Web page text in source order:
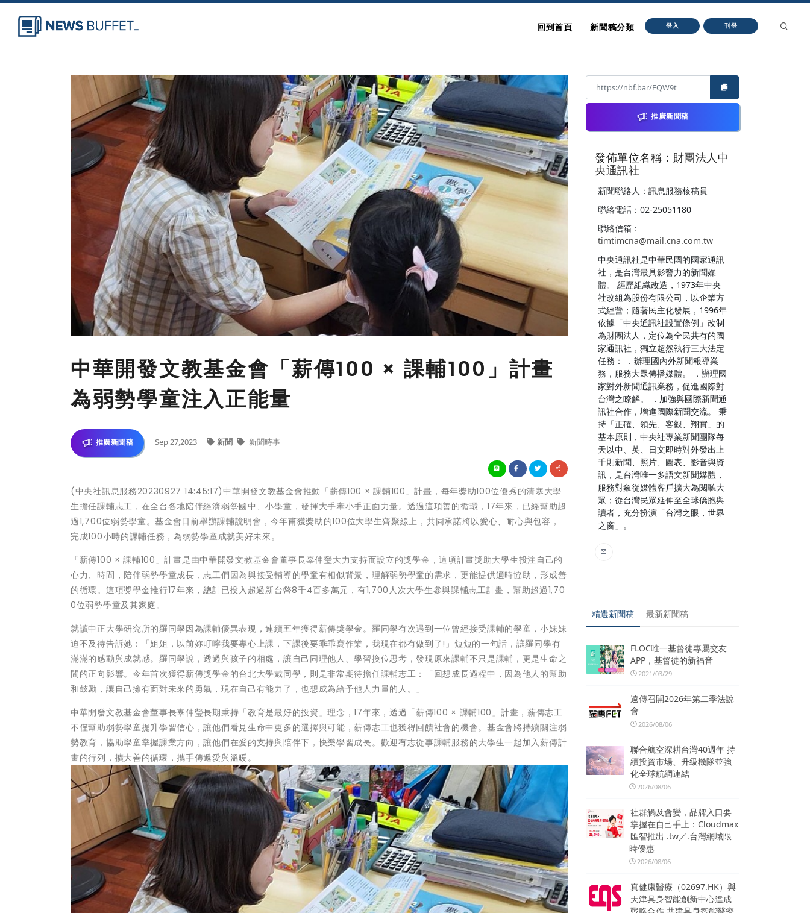
回到首頁 新聞稿分類 登入 刊登
中華開發文教基金會「薪傳100 × 課輔100」計畫
為弱勢學童注入正能量
推廣新聞稿 Sep 27,2023 新聞 新聞時事
(中央社訊息服務20230927 14:45:17)中華開發文教基金會推動「薪傳100 × 課輔100」計畫，每年獎助100位優秀的清寒大學
生擔任課輔志工，在全台各地陪伴經濟弱勢國中、小學童，發揮大手牽小手正面力量。透過這項善的循環，17年來，已經幫助超
過1,700位弱勢學童。基金會日前舉辦課輔說明會，今年甫獲獎助的100位大學生齊聚線上，共同承諾將以愛心、耐心與包容，
完成100小時的課輔任務，為弱勢學童成就美好未來。
「薪傳100 × 課輔100」計畫是由中華開發文教基金會董事長辜仲瑩大力支持而設立的獎學金，這項計畫獎助大學生投注自己的
心力、時間，陪伴弱勢學童成長，志工們因為與接受輔導的學童有相似背景，理解弱勢學童的需求，更能提供適時協助，形成善
的循環。這項獎學金推行17年來，總計已投入超過新台幣8千4百多萬元，有1,700人次大學生參與課輔志工計畫，幫助超過1,70
0位弱勢學童及其家庭。
就讀中正大學研究所的羅同學因為課輔優異表現，連續五年獲得薪傳獎學金。羅同學有次遇到一位曾經接受課輔的學童，小妹妹
迫不及待告訴她：「姐姐，以前妳叮嚀我要專心上課，下課後要乖乖寫作業，我現在都有做到了!」短短的一句話，讓羅同學有
滿滿的感動與成就感。羅同學說，透過與孩子的相處，讓自己同理他人、學習換位思考，發現原來課輔不只是課輔，更是生命之
間的正向影響。今年首次獲得薪傳獎學金的台北大學戴同學，則是非常期待擔任課輔志工：「回想成長過程中，因為他人的幫助
和鼓勵，讓自己擁有面對未來的勇氣，現在自己有能力了，也想成為給予他人力量的人。」
中華開發文教基金會董事長辜仲瑩長期秉持「教育是最好的投資」理念，17年來，透過「薪傳100 × 課輔100」計畫，薪傳志工
不僅幫助弱勢學童提升學習信心，讓他們看見生命中更多的選擇與可能，薪傳志工也獲得回饋社會的機會。基金會將持續關注弱
勢教育，協助學童掌握課業方向，讓他們在愛的支持與陪伴下，快樂學習成長。歡迎有志從事課輔服務的大學生一起加入薪傳計
畫的行列，擴大善的循環，攜手傳遞愛與溫暖。
推廣新聞稿
發佈單位名稱：財團法人中
央通訊社
新聞聯絡人：訊息服務核稿員
聯絡電話：02-25051180
聯絡信箱：
timtimcna@mail.cna.com.tw
中央通訊社是中華民國的國家通訊
社，是台灣最具影響力的新聞媒
體。 經歷組織改造，1973年中央
社改組為股份有限公司，以企業方
式經營；隨著民主化發展，1996年
依據「中央通訊社設置條例」改制
為財團法人，定位為全民共有的國
家通訊社，獨立超然執行三大法定
任務： ．辦理國內外新聞報導業
務，服務大眾傳播媒體。 ．辦理國
家對外新聞通訊業務，促進國際對
台灣之瞭解。 ．加強與國際新聞通
訊社合作，增進國際新聞交流。 秉
持「正確、領先、客觀、翔實」的
基本原則，中央社專業新聞團隊每
天以中、英、日文即時對外發出上
千則新聞、照片、圖表、影音與資
訊，是台灣唯一多語文新聞媒體，
服務對象從媒體客戶擴大為閱聽大
眾；從台灣民眾延伸至全球僑胞與
讀者，充分扮演「台灣之眼，世界
之窗」。
精選新聞稿 最新新聞稿
FLOC唯一基督徒專屬交友
APP，基督徒的新福音
2021/03/29
遠傳召開2026年第二季法說
會
2026/08/06
聯合航空深耕台灣40週年 持
續投資市場、升級機隊並強
化全球航網連結
2026/08/06
社群觸及會變，品牌入口要
掌握在自己手上：Cloudmax
匯智推出 .tw／.台灣網域限
時優惠
2026/08/06
真健康醫療（02697.HK）與
天津具身智能創新中心達成